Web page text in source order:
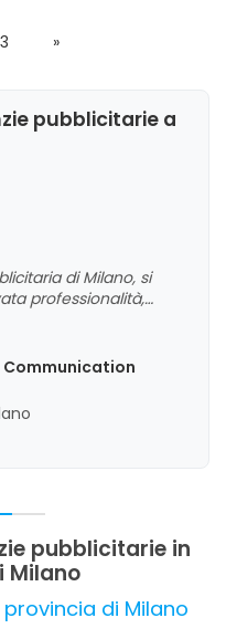
3 »
pubblicitarie a
di Milano, si
professionalità,
ascolto, che si
La creatività, la
dettagli sono aspetti
la disponibilità e
complessiva
e orientato
Communication
pubblicitarie in
Milano
di Milano